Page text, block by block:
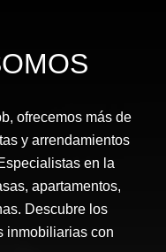
ofrecemos más de
y arrendamientos
en la
apartamentos,
Descubre los
inmobiliarias con